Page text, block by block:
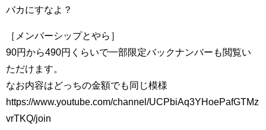
バカにすなよ？
［メンバーシップとやら］
90円から490円くらいで一部限定バックナンバーも閲覧い
ただけます。
なお内容はどっちの金額でも同じ模様
https://www.youtube.com/channel/UCPbiAq3YHoePafGTMz
vrTKQ/join